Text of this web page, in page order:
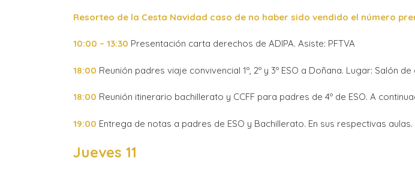
Resorteo de la Cesta Navidad caso de no haber sido vendido el número
10:00 – 13:30 Presentación carta derechos de ADIPA. Asiste: PFTVA
18:00 Reunión padres viaje convivencial 1º, 2º y 3º ESO a Doñana. Lugar: Salón de
18:00 Reunión itinerario bachillerato y CCFF para padres de 4º de ESO. A
19:00 Entrega de notas a padres de ESO y Bachillerato. En sus respectivas aulas.
Jueves 11